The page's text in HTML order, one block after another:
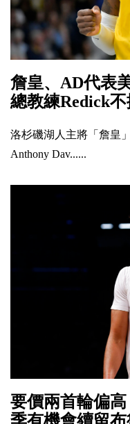
詹皇、AD代表
總教練Redick
洛杉磯湖人主將「詹皇」
Anthony Dav......
要價兩首輪偏高
季有機會續留